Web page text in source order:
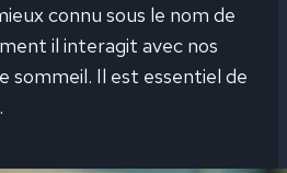
connu sous le nom de
il interagit avec nos
sommeil. Il est essentiel de